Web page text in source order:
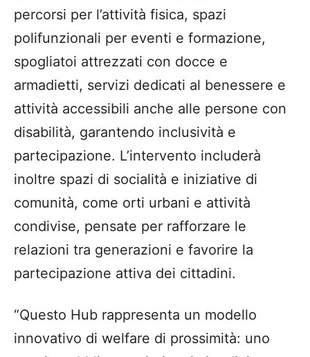
percorsi per l’attività fisica, spazi
polifunzionali per eventi e formazione,
spogliatoi attrezzati con docce e
armadietti, servizi dedicati al benessere e
attività accessibili anche alle persone con
disabilità, garantendo inclusività e
partecipazione. L’intervento includerà
inoltre spazi di socialità e iniziative di
comunità, come orti urbani e attività
condivise, pensate per rafforzare le
relazioni tra generazioni e favorire la
partecipazione attiva dei cittadini.
“Questo Hub rappresenta un modello
innovativo di welfare di prossimità: uno